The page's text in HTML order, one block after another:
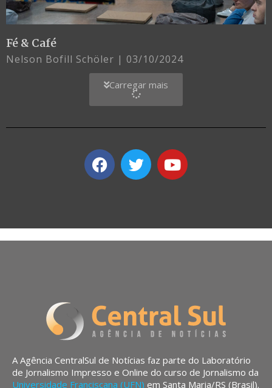
Fé & Café
Nelson Bofill Schöler 03/10/2024
Carregar mais
A Agência CentralSul de Notícias faz parte do Laboratório
de Jornalismo Impresso e Online do curso de Jornalismo da
Universidade Franciscana (UFN) em Santa Maria/RS (Brasil).